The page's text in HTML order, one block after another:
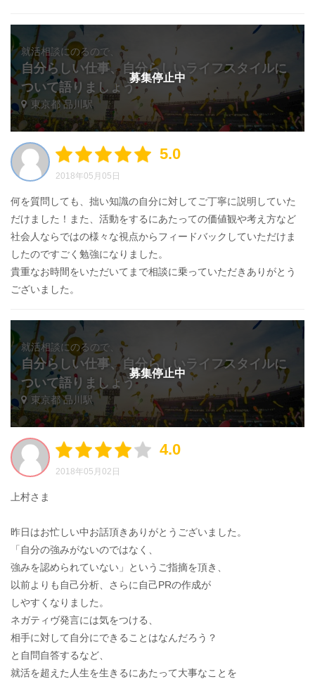
就活相談にのるので、
自分らしい仕事、自分らしいライフスタイルに
ついて語りましょう
東京都 品川駅
募集停止中
5.0
2018年05月05日
何を質問しても、拙い知識の自分に対してご丁寧に説明していた
だけました！また、活動をするにあたっての価値観や考え方など
社会人ならではの様々な視点からフィードバックしていただけま
したのですごく勉強になりました。
貴重なお時間をいただいてまで相談に乗っていただきありがとう
ございました。
就活相談にのるので、
自分らしい仕事、自分らしいライフスタイルに
ついて語りましょう
東京都 品川駅
募集停止中
4.0
2018年05月02日
上村さま
昨日はお忙しい中お話頂きありがとうございました。
「自分の強みがないのではなく、
強みを認められていない」というご指摘を頂き、
以前よりも自己分析、さらに自己PRの作成が
しやすくなりました。
ネガティヴ発言には気をつける、
相手に対して自分にできることはなんだろう？
と自問自答するなど、
就活を超えた人生を生きるにあたって大事なことを